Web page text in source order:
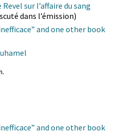
sur l’affaire du sang
dans l’émission)
and one other book
.
and one other book